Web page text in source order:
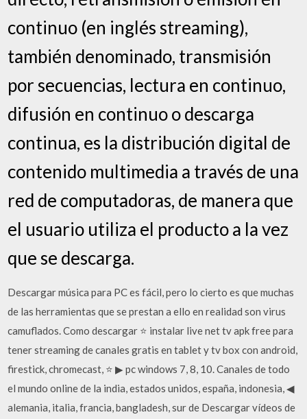
continuo (en inglés streaming),
también denominado, transmisión
por secuencias, lectura en continuo,
difusión en continuo o descarga
continua, es la distribución digital de
contenido multimedia a través de una
red de computadoras, de manera que
el usuario utiliza el producto a la vez
que se descarga.
Descargar música para PC es fácil, pero lo cierto es que muchas
de las herramientas que se prestan a ello en realidad son virus
camuflados. Como descargar ⭐ instalar live net tv apk free para
tener streaming de canales gratis en tablet y tv box con android,
firestick, chromecast, ⭐ ▶ pc windows 7, 8, 10. Canales de todo
el mundo online de la india, estados unidos, españa, indonesia, ◀
alemania, italia, francia, bangladesh, sur de Descargar vídeos de